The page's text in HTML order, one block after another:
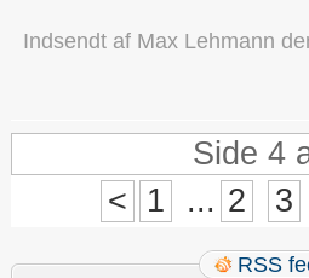
Indsendt af Max Lehmann
Side 4
<
1 ... 2 3
RSS